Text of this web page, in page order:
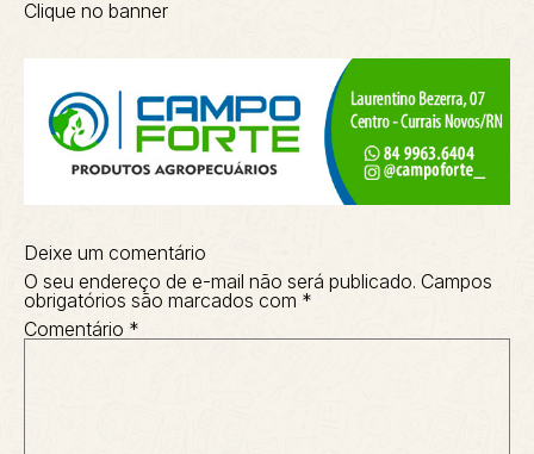
Clique no banner
Deixe um comentário
O seu endereço de e-mail não será publicado. Campos
obrigatórios são marcados com *
Comentário *